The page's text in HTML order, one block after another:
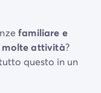
familiare e
molte attività?
questo in un